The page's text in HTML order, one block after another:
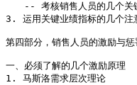
-- 考核销售人员的几个关
3. 运用关键业绩指标的几个注
第四部分，销售人员的激励与惩
一、必须了解的几个激励原理
1. 马斯洛需求层次理论